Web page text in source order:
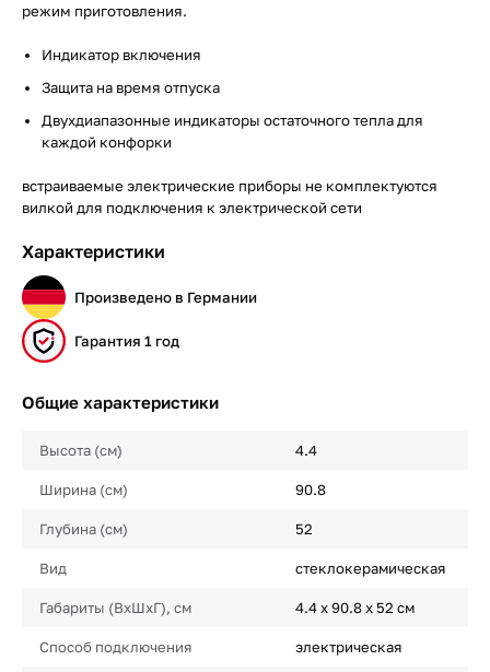
режим приготовления.
Индикатор включения
Защита на время отпуска
Двухдиапазонные индикаторы остаточного тепла для
каждой конфорки
встраиваемые электрические приборы не комплектуются
вилкой для подключения к электрической сети
Характеристики
Произведено в Германии
Гарантия 1 год
Общие характеристики
Высота (см) 4.4
Ширина (см) 90.8
Глубина (см) 52
Вид стеклокерамическая
Габариты (ВхШхГ), см 4.4 х 90.8 х 52 см
Способ подключения электрическая